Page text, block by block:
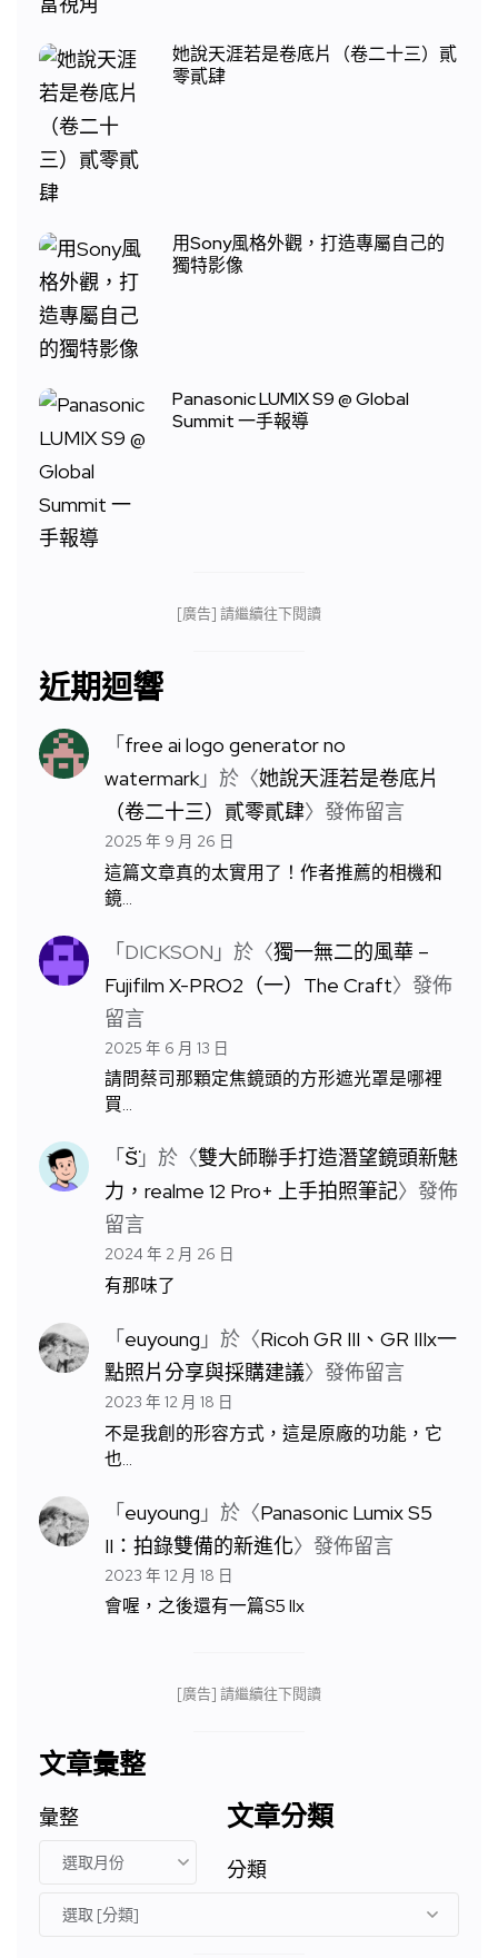
她說天涯若是卷底片（卷二十三）貳
零貳肆
用Sony風格外觀，打造專屬自己的
獨特影像
Panasonic LUMIX S9 @ Global
Summit 一手報導
[廣告] 請繼續往下閱讀
近期迴響
「free ai logo generator no
watermark」於〈她說天涯若是卷底片
（卷二十三）貳零貳肆〉發佈留言
2025 年 9 月 26 日
這篇文章真的太實用了！作者推薦的相機和
鏡…
「DICKSON 」於〈獨一無二的風華 –
Fujifilm X-PRO2（一）The Craft〉發佈
留言
2025 年 6 月 13 日
請問蔡司那顆定焦鏡頭的方形遮光罩是哪裡
買…
「S̆̈」於〈雙大師聯手打造潛望鏡頭新魅
力，realme 12 Pro+ 上手拍照筆記〉發佈
留言
2024 年 2 月 26 日
有那味了
「euyoung 」於〈Ricoh GR III、GR IIIx一
點照片分享與採購建議〉發佈留言
2023 年 12 月 18 日
不是我創的形容方式，這是原廠的功能，它
也…
「euyoung 」於〈Panasonic Lumix S5
II：拍錄雙備的新進化〉發佈留言
2023 年 12 月 18 日
會喔，之後還有一篇S5 IIx
[廣告] 請繼續往下閱讀
文章彙整
彙整 文章分類
分類